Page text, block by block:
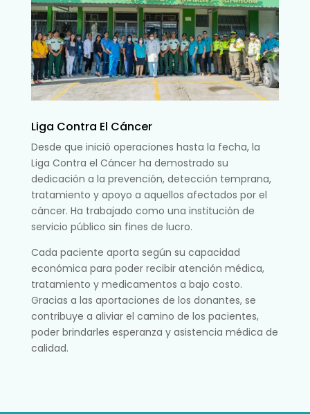
Liga Contra El Cáncer
Desde que inició operaciones hasta la fecha, la
Liga Contra el Cáncer ha demostrado su
dedicación a la prevención, detección temprana,
tratamiento y apoyo a aquellos afectados por el
cáncer. Ha trabajado como una institución de
servicio público sin fines de lucro.
Cada paciente aporta según su capacidad
económica para poder recibir atención médica,
tratamiento y medicamentos a bajo costo.
Gracias a las aportaciones de los donantes, se
contribuye a aliviar el camino de los pacientes,
poder brindarles esperanza y asistencia médica de
calidad.